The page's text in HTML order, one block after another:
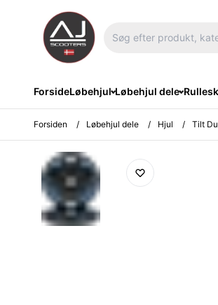
ForsideLøbehjul Løbehjul dele
Forsiden / Løbehjul dele / Hjul / Tilt